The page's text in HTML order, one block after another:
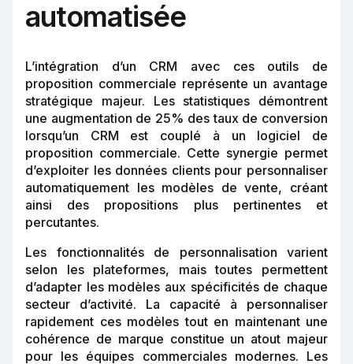
automatisée
L’intégration d’un CRM avec ces outils de
proposition commerciale représente un avantage
stratégique majeur. Les statistiques démontrent
une augmentation de 25% des taux de conversion
lorsqu’un CRM est couplé à un logiciel de
proposition commerciale. Cette synergie permet
d’exploiter les données clients pour personnaliser
automatiquement les modèles de vente, créant
ainsi des propositions plus pertinentes et
percutantes.
Les fonctionnalités de personnalisation varient
selon les plateformes, mais toutes permettent
d’adapter les modèles aux spécificités de chaque
secteur d’activité. La capacité à personnaliser
rapidement ces modèles tout en maintenant une
cohérence de marque constitue un atout majeur
pour les équipes commerciales modernes. Les